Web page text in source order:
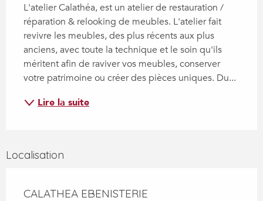
L'atelier Calathéa, est un atelier de restauration /
réparation & relooking de meubles. L'atelier fait
revivre les meubles, des plus récents aux plus
anciens, avec toute la technique et le soin qu'ils
méritent afin de raviver vos meubles, conserver
votre patrimoine ou créer des pièces uniques. Du...
Lire la suite
Localisation
CALATHEA EBENISTERIE